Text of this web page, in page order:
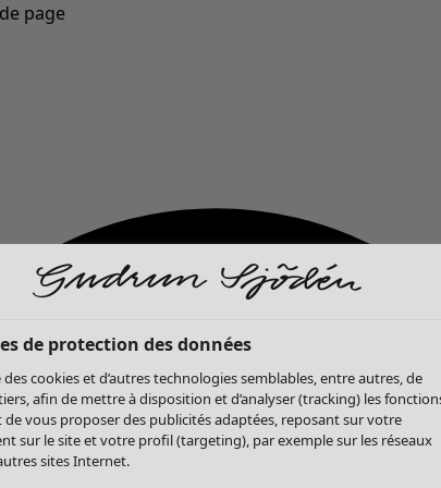
page
de protection des données
des cookies et d’autres technologies semblables, entre autres, de
afin de mettre à disposition et d’analyser (tracking) les
de vous proposer des publicités adaptées, reposant sur votre
sur le site et votre profil (targeting), par exemple sur les réseaux
sites Internet.